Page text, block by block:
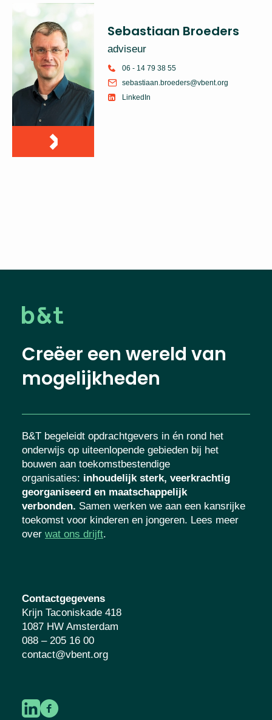
Sebastiaan Broeders
adviseur
06 - 14 79 38 55
sebastiaan.broeders@vbent.org
LinkedIn
Creëer een wereld van
mogelijkheden
B&T begeleidt opdrachtgevers in én rond het
onderwijs op uiteenlopende gebieden bij het
bouwen aan toekomstbestendige
organisaties: inhoudelijk sterk, veerkrachtig
georganiseerd en maatschappelijk
verbonden. Samen werken we aan een kansrijke
toekomst voor kinderen en jongeren. Lees meer
over wat ons drijft.
Contactgegevens
Krijn Taconiskade 418
1087 HW Amsterdam
088 – 205 16 00
contact@vbent.org